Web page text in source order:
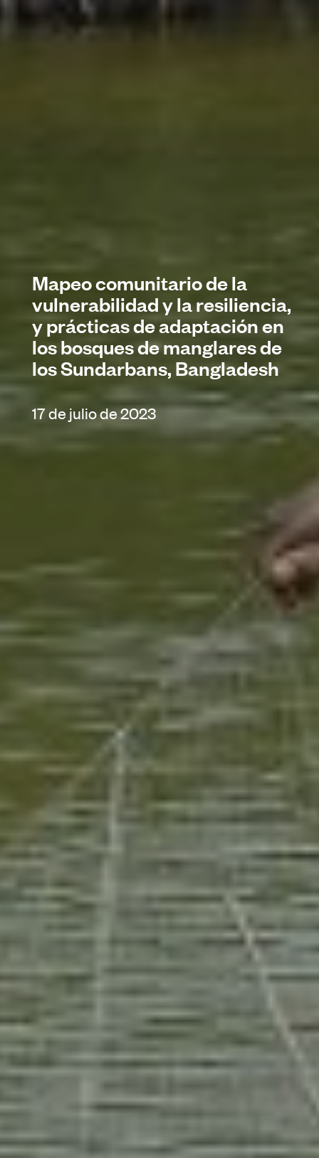
Mapeo comunitario de la
vulnerabilidad y la resiliencia,
y prácticas de adaptación en
los bosques de manglares de
los Sundarbans, Bangladesh
17 de julio de 2023